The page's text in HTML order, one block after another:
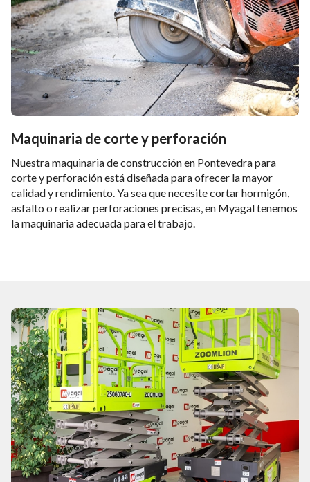
Maquinaria de corte y perforación
Nuestra maquinaria de construcción en Pontevedra para
corte y perforación está diseñada para ofrecer la mayor
calidad y rendimiento. Ya sea que necesite cortar hormigón,
asfalto o realizar perforaciones precisas, en Myagal tenemos
la maquinaria adecuada para el trabajo.